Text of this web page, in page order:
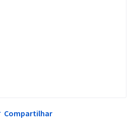
Compartilhar